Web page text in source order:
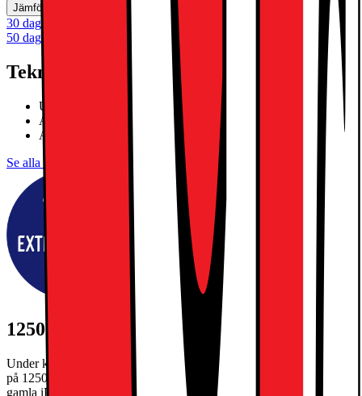
Jämför
30 dagars öppet köp
50 dagars öppet köp för klubbmedlemmar
Teknisk specifikation
Ultra Retina XDR OLED-skärm
Apple M5-chip, tiokärnors SoC
Apple Intelligence, Face ID
Se alla specifikationer
1250:- EXTRA INBYTESRABATT
Under kampanjperioden 27/7-30/8/2026 får du extra inbytesrabatt
på 1250kr när du byter in din gamla iPad och köper en ny. Din
gamla iPad måste ha ett inbytesvärde på minst 300kr. Gäller max en